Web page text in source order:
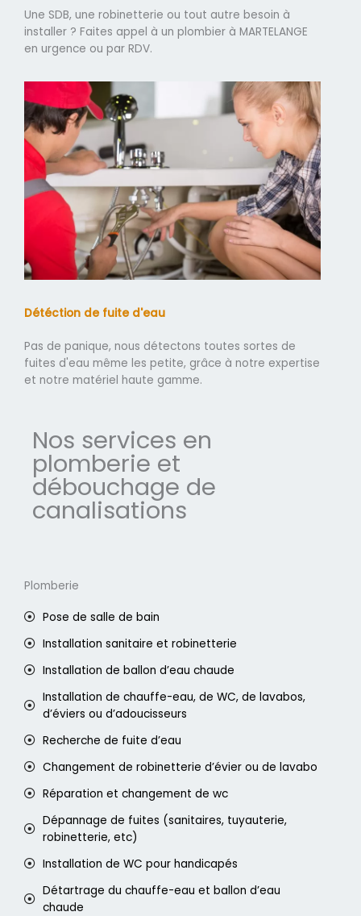
Une SDB, une robinetterie ou tout autre besoin à
installer ? Faites appel à un plombier à MARTELANGE
en urgence ou par RDV.
Détéction de fuite d'eau
Pas de panique, nous détectons toutes sortes de
fuites d'eau même les petite, grâce à notre expertise
et notre matériel haute gamme.
Nos services en
plomberie et
débouchage de
canalisations
Plomberie
Pose de salle de bain
Installation sanitaire et robinetterie
Installation de ballon d’eau chaude
Installation de chauffe-eau, de WC, de lavabos,
d’éviers ou d’adoucisseurs
Recherche de fuite d’eau
Changement de robinetterie d’évier ou de lavabo
Réparation et changement de wc
Dépannage de fuites (sanitaires, tuyauterie,
robinetterie, etc)
Installation de WC pour handicapés
Détartrage du chauffe-eau et ballon d’eau
chaude